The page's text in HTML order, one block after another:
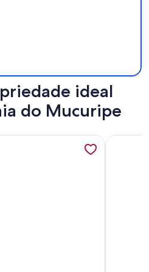
ideal
do Mucuripe
20 metros do marMais